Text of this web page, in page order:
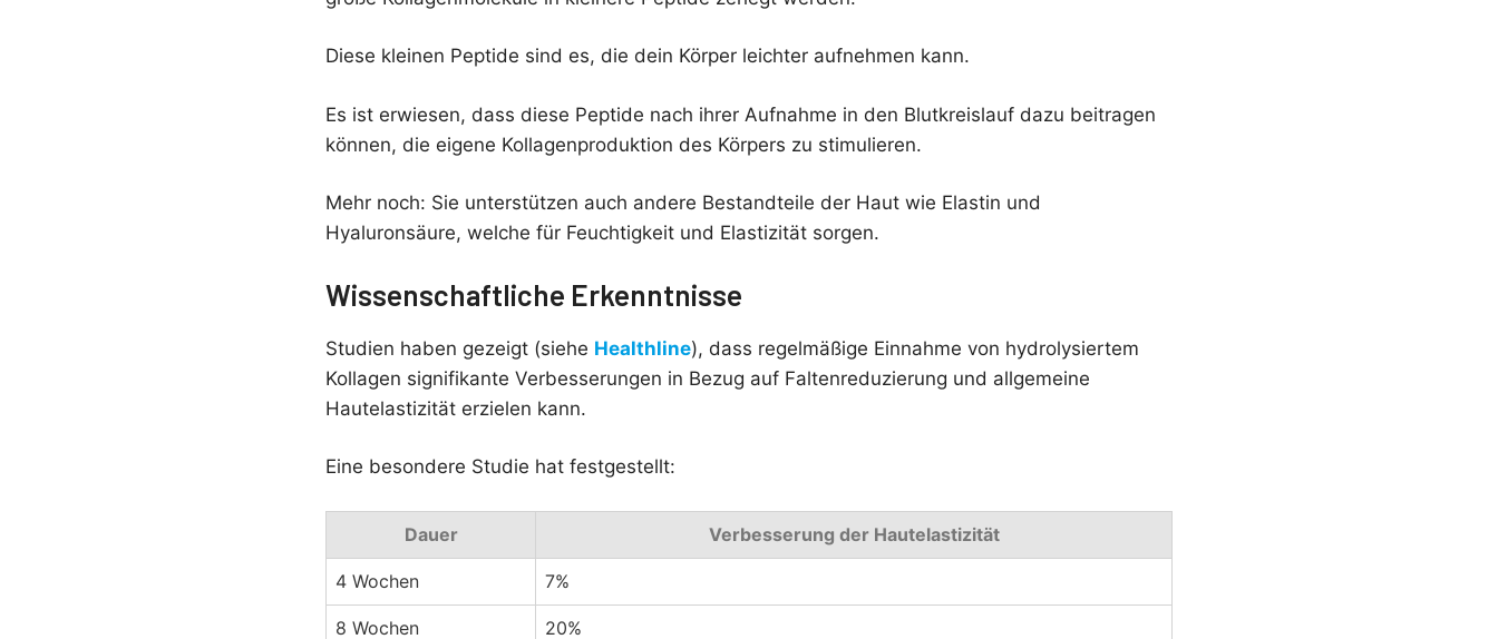
Diese kleinen Peptide sind es, die dein Körper leichter aufnehmen kann.
Es ist erwiesen, dass diese Peptide nach ihrer Aufnahme in den Blutkreislauf dazu beitragen
können, die eigene Kollagenproduktion des Körpers zu stimulieren.
Mehr noch: Sie unterstützen auch andere Bestandteile der Haut wie Elastin und
Hyaluronsäure, welche für Feuchtigkeit und Elastizität sorgen.
Wissenschaftliche Erkenntnisse
Studien haben gezeigt (siehe Healthline), dass regelmäßige Einnahme von hydrolysiertem
Kollagen signifikante Verbesserungen in Bezug auf Faltenreduzierung und allgemeine
Hautelastizität erzielen kann.
Eine besondere Studie hat festgestellt:
Dauer Verbesserung der Hautelastizität
4 Wochen 7%
8 Wochen 20%